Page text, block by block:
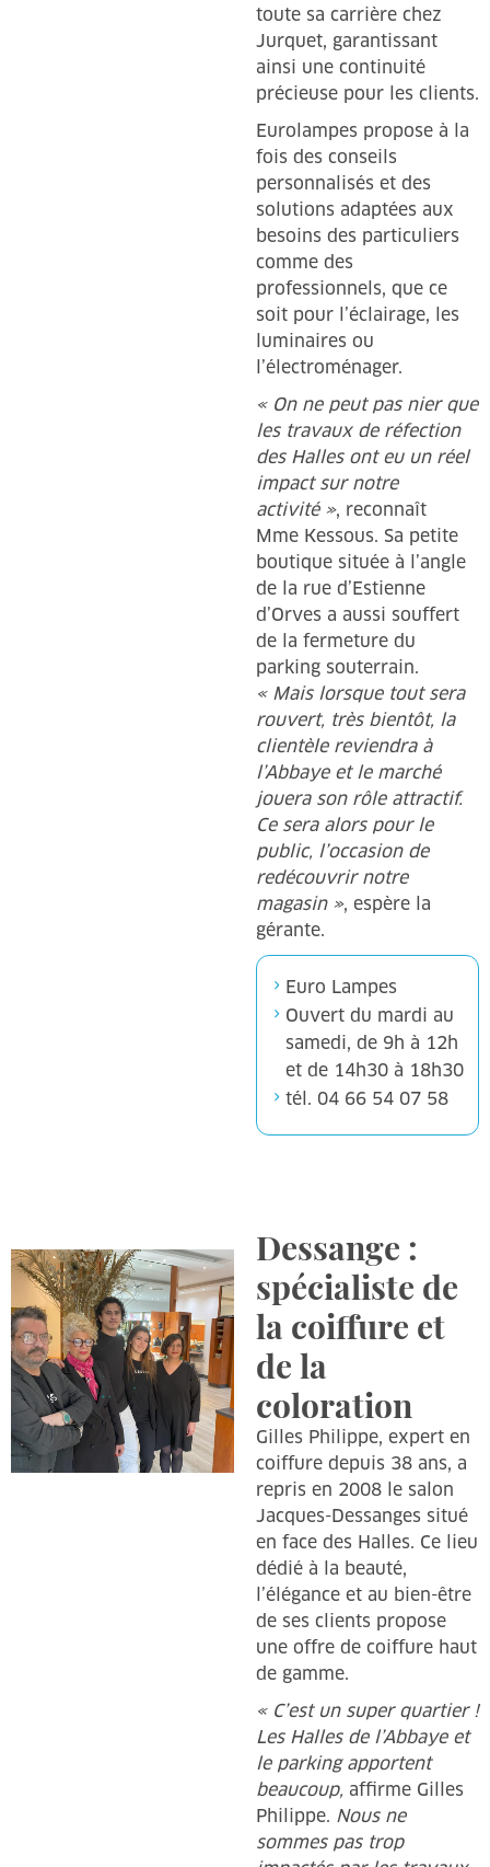
toute sa carrière chez
Jurquet, garantissant
ainsi une continuité
précieuse pour les clients.
Eurolampes propose à la
fois des conseils
personnalisés et des
solutions adaptées aux
besoins des particuliers
comme des
professionnels, que ce
soit pour l’éclairage, les
luminaires ou
l’électroménager.
« On ne peut pas nier que
les travaux de réfection
des Halles ont eu un réel
impact sur notre
activité », reconnaît
Mme Kessous. Sa petite
boutique située à l’angle
de la rue d’Estienne
d’Orves a aussi souffert
de la fermeture du
parking souterrain.
« Mais lorsque tout sera
rouvert, très bientôt, la
clientèle reviendra à
l’Abbaye et le marché
jouera son rôle attractif.
Ce sera alors pour le
public, l’occasion de
redécouvrir notre
magasin », espère la
gérante.
Euro Lampes
Ouvert du mardi au
samedi, de 9h à 12h
et de 14h30 à 18h30
tél. 04 66 54 07 58
Dessange :
spécialiste de
la coiffure et
de la
coloration
Gilles Philippe, expert en
coiffure depuis 38 ans, a
repris en 2008 le salon
Jacques-Dessanges situé
en face des Halles. Ce lieu
dédié à la beauté,
l’élégance et au bien-être
de ses clients propose
une offre de coiffure haut
de gamme.
« C’est un super quartier !
Les Halles de l’Abbaye et
le parking apportent
beaucoup, affirme Gilles
Philippe. Nous ne
sommes pas trop